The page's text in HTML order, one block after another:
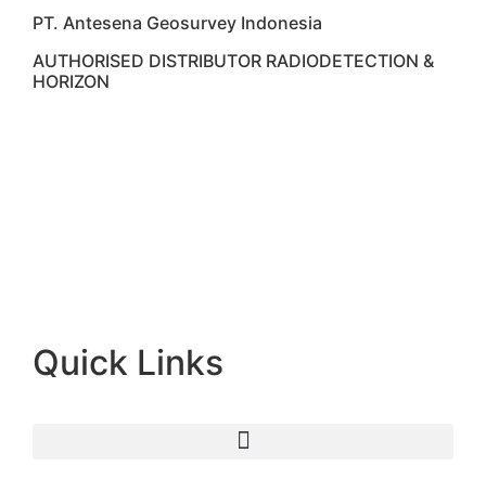
PT. Antesena Geosurvey Indonesia
AUTHORISED DISTRIBUTOR RADIODETECTION &
HORIZON
Quick Links